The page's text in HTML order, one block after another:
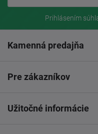
Prihlásením
Kamenná predajňa
Pre zákazníkov
Užitočné informácie